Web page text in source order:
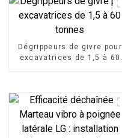
Dégrippeurs de givre pour
excavatrices de 1,5 à 60